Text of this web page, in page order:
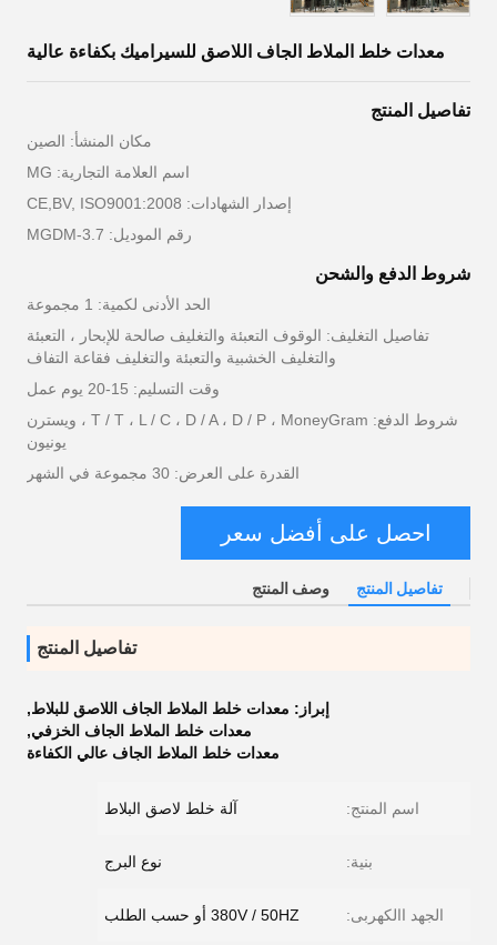
معدات خلط الملاط الجاف اللاصق للسيراميك بكفاءة عالية
تفاصيل المنتج
مكان المنشأ: الصين
اسم العلامة التجارية: MG
إصدار الشهادات: CE,BV, ISO9001:2008
رقم الموديل: MGDM-3.7
شروط الدفع والشحن
الحد الأدنى لكمية: 1 مجموعة
تفاصيل التغليف: الوقوف التعبئة والتغليف صالحة للإبحار ، التعبئة
والتغليف الخشبية والتعبئة والتغليف فقاعة التفاف
وقت التسليم: 15-20 يوم عمل
شروط الدفع: T / T ، L / C ، D / A ، D / P ، MoneyGram ، ويسترن
يونيون
القدرة على العرض: 30 مجموعة في الشهر
احصل على أفضل سعر
تفاصيل المنتج وصف المنتج
تفاصيل المنتج
إبراز: معدات خلط الملاط الجاف اللاصق للبلاط,
معدات خلط الملاط الجاف الخزفي,
معدات خلط الملاط الجاف عالي الكفاءة
اسم المنتج: آلة خلط لاصق البلاط
بنية: نوع البرج
الجهد االكهربى: 380V / 50HZ أو حسب الطلب